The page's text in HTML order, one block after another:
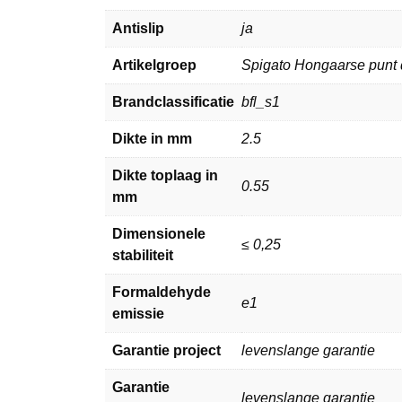
Antislip ja
Artikelgroep Spigato Hongaarse punt
Brandclassificatie bfl_s1
Dikte in mm 2.5
Dikte toplaag in
mm
0.55
Dimensionele
stabiliteit
≤ 0,25
Formaldehyde
emissie
e1
Garantie project levenslange garantie
Garantie
levenslange garantie